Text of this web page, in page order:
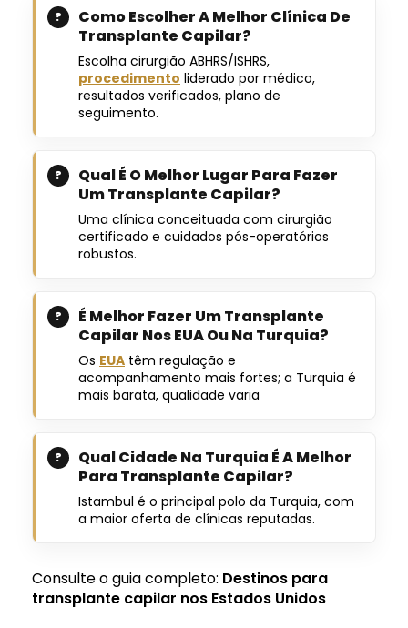
Como Escolher A Melhor Clínica De
Transplante Capilar?
Escolha cirurgião ABHRS/ISHRS,
procedimento liderado por médico,
resultados verificados, plano de
seguimento.
Qual É O Melhor Lugar Para Fazer
Um Transplante Capilar?
Uma clínica conceituada com cirurgião
certificado e cuidados pós-operatórios
robustos.
É Melhor Fazer Um Transplante
Capilar Nos EUA Ou Na Turquia?
Os EUA têm regulação e
acompanhamento mais fortes; a Turquia é
mais barata, qualidade varia
Qual Cidade Na Turquia É A Melhor
Para Transplante Capilar?
Istambul é o principal polo da Turquia, com
a maior oferta de clínicas reputadas.
Consulte o guia completo: Destinos para
transplante capilar nos Estados Unidos